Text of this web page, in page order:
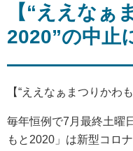
位
【“ええなぁ
2020”の中止
【“ええなぁまつりかわ
毎年恒例で7月最終土曜
もと2020」は新型コロ